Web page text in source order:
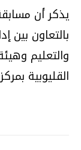
يذكر أن
بالتعاون بين
والتعليم
القليوبية